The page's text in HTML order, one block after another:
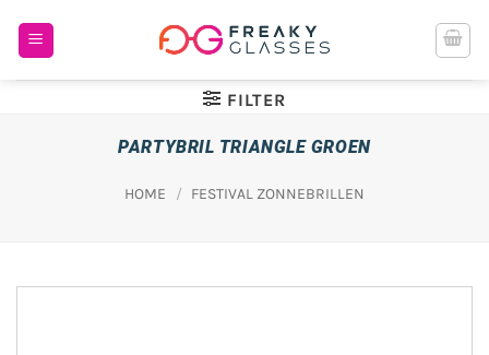
naar
FILTER
PARTYBRIL TRIANGLE GROEN
HOME / FESTIVAL ZONNEBRILLEN